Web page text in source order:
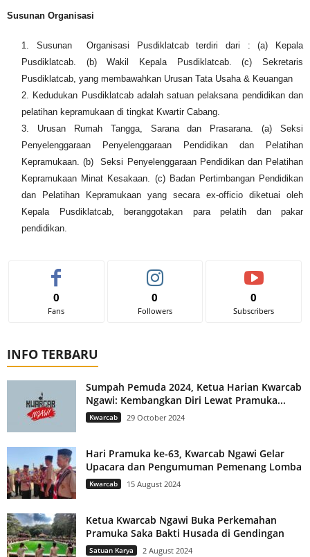
Susunan Organisasi
Susunan Organisasi Pusdiklatcab terdiri dari : (a) Kepala
Pusdiklatcab. (b) Wakil Kepala Pusdiklatcab. (c) Sekretaris
Pusdiklatcab, yang membawahkan Urusan Tata Usaha & Keuangan
Kedudukan Pusdiklatcab adalah satuan pelaksana pendidikan dan
pelatihan kepramukaan di tingkat Kwartir Cabang.
Urusan Rumah Tangga, Sarana dan Prasarana. (a) Seksi
Penyelenggaraan Penyelenggaraan Pendidikan dan Pelatihan
Kepramukaan. (b) Seksi Penyelenggaraan Pendidikan dan Pelatihan
Kepramukaan Minat Kesakaan. (c) Badan Pertimbangan Pendidikan
dan Pelatihan Kepramukaan yang secara ex-officio diketuai oleh
Kepala Pusdiklatcab, beranggotakan para pelatih dan pakar
pendidikan.
0
Fans
0
Followers
0
Subscribers
INFO TERBARU
Sumpah Pemuda 2024, Ketua Harian Kwarcab
Ngawi: Kembangkan Diri Lewat Pramuka...
Kwarcab 29 October 2024
Hari Pramuka ke-63, Kwarcab Ngawi Gelar
Upacara dan Pengumuman Pemenang Lomba
Kwarcab 15 August 2024
Ketua Kwarcab Ngawi Buka Perkemahan
Pramuka Saka Bakti Husada di Gendingan
Satuan Karya 2 August 2024